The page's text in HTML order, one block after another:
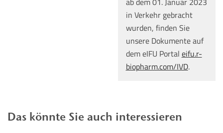
in Verkehr gebracht
wurden, finden Sie
unsere Dokumente auf
dem eIFU Portal eifu.r-
biopharm.com/IVD.
Das könnte Sie auch interessieren